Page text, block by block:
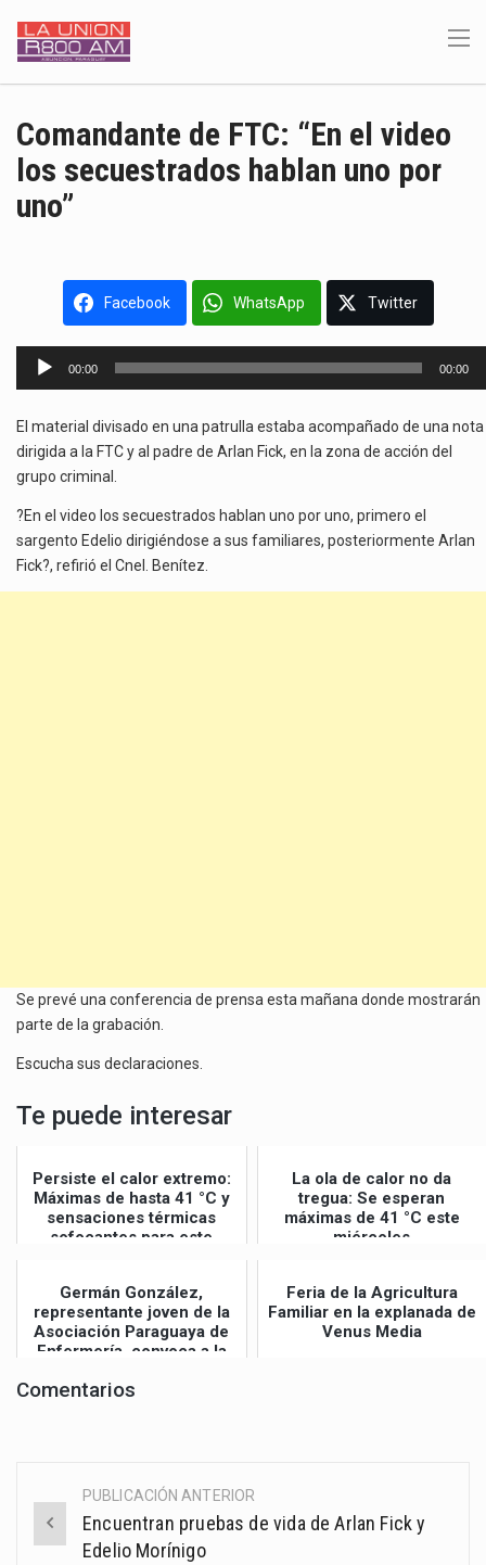
Comandante de FTC: “En el video
los secuestrados hablan uno por
uno”
Facebook WhatsApp Twitter
Reproductor
00:00 00:00
El material divisado en una patrulla estaba acompañado de una nota
dirigida a la FTC y al padre de Arlan Fick, en la zona de acción del
grupo criminal.
?En el video los secuestrados hablan uno por uno, primero el
sargento Edelio dirigiéndose a sus familiares, posteriormente Arlan
Fick?, refirió el Cnel. Benítez.
Se prevé una conferencia de prensa esta mañana donde mostrarán
parte de la grabación.
Escucha sus declaraciones.
Te puede interesar
Persiste el calor extremo:
Máximas de hasta 41 °C y
sensaciones térmicas
sofocantes para este
La ola de calor no da
tregua: Se esperan
máximas de 41 °C este
miércoles
Germán González,
representante joven de la
Asociación Paraguaya de
Enfermería, convoca a la
Feria de la Agricultura
Familiar en la explanada de
Venus Media
Comentarios
Post
navigation
PUBLICACIÓN ANTERIOR
Encuentran pruebas de vida de Arlan Fick y
Edelio Morínigo